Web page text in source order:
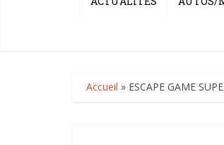
Accueil » ESCAPE GAME